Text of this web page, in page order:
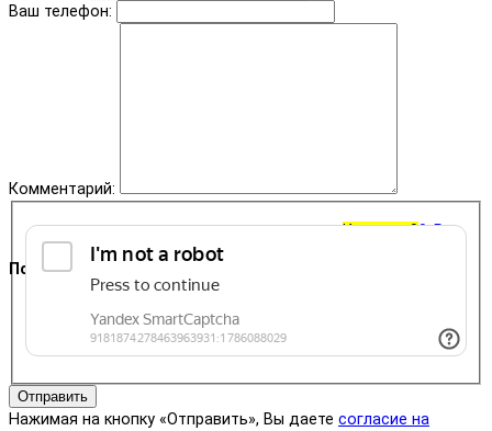
Корзина 00 ₽
Поддержка
Ваш телефон:
Комментарий:
Отправить
Нажимая на кнопку «Отправить», Вы даете согласие на